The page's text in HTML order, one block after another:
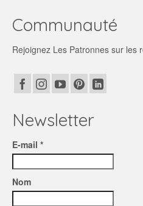
Communauté
Rejoignez Les Patronnes sur les
Newsletter
E-mail *
Nom